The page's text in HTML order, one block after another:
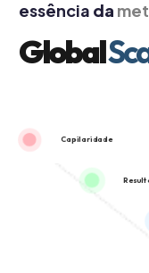
essência da
Global
Capilaridade